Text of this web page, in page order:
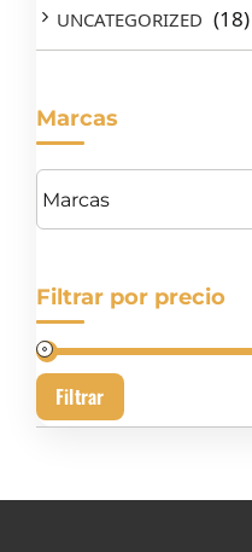
UNCATEGORIZED (18)
Marcas
Filtrar por precio
Filtrar